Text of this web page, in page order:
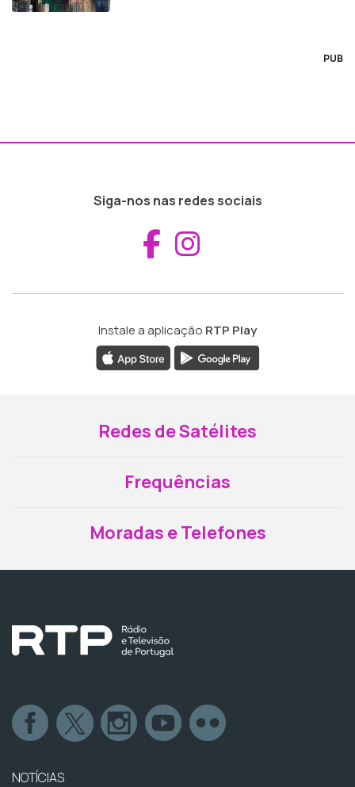
PUB
Siga-nos nas redes sociais
Aceder ao
Instale a aplicação RTP Play
Redes de Satélites
Frequências
Moradas e Telefones
NOTÍCIAS